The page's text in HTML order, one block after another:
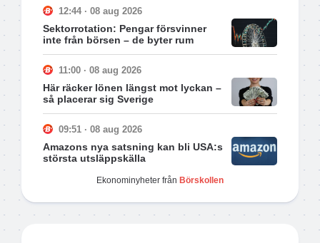
12:44 · 08 aug 2026
Sektorrotation: Pengar försvinner
inte från börsen – de byter rum
11:00 · 08 aug 2026
Här räcker lönen längst mot lyckan –
så placerar sig Sverige
09:51 · 08 aug 2026
Amazons nya satsning kan bli USA:s
största utsläppskälla
Ekonominyheter från Börskollen